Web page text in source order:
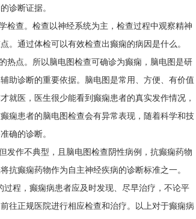
诊断证据。
检查。检查以神经系统为主，检查过程中观察精神
。通过体检可以有效检查出癫痫的病因是什么。
热点。所以脑电图检查可确诊为癫痫，脑电图是研
助诊断的重要依据。脑电图是常用、方便、有价值
就医，医生很少能看到癫痫患者的真实发作情况，
痫患者的脑电图检查会有异常表现，随着科学和技
确的诊断。
发作不典型，且脑电图检查阴性病例，抗癫痫药物
抗癫痫药物作为自主神经疾病的诊断标准之一。
程，癫痫病患者应及时发现、尽早治疗，不论平
往正规医院进行相应检查和治疗。以上对于癫痫病